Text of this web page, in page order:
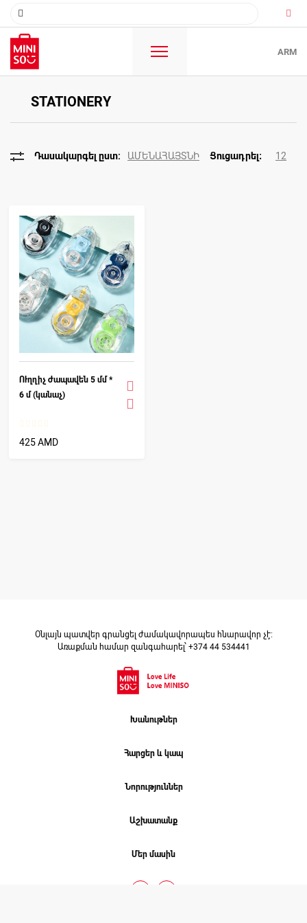
ARM
STATIONERY
ԱՄԵՆԱՀԱՅՏՆԻ 12
ՈՒղղիչ ժապավեն 5 մմ *
6 մ (կանաչ)
425 AMD
Օնլայն պատվեր գրանցել ժամակավորապես հնարավոր չէ։
Առաքման համար զանգահարել՝ +374 44 534441
Խանութներ
Հարցեր և կապ
Նորություններ
Աշխատանք
Մեր մասին